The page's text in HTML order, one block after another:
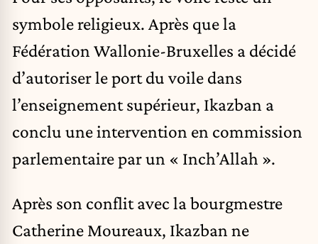
symbole religieux. Après que la
Fédération Wallonie-Bruxelles a décidé
d’autoriser le port du voile dans
l’enseignement supérieur, Ikazban a
conclu une intervention en commission
parlementaire par un « Inch’Allah ».
Après son conflit avec la bourgmestre
Catherine Moureaux, Ikazban ne